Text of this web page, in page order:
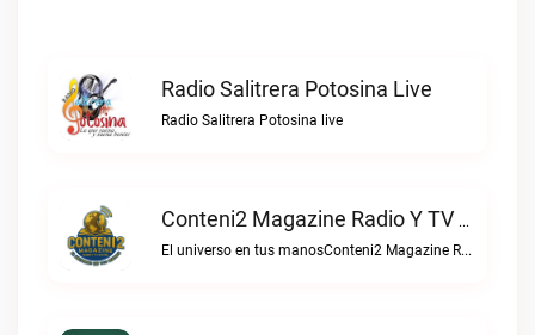
Radio Salitrera Potosina Live
Radio Salitrera Potosina live
Conteni2 Magazine Radio Y TV Digital Live
El universo en tus manosConteni2 Magazine Radio y TV Digital live